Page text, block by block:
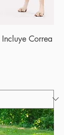
Correa